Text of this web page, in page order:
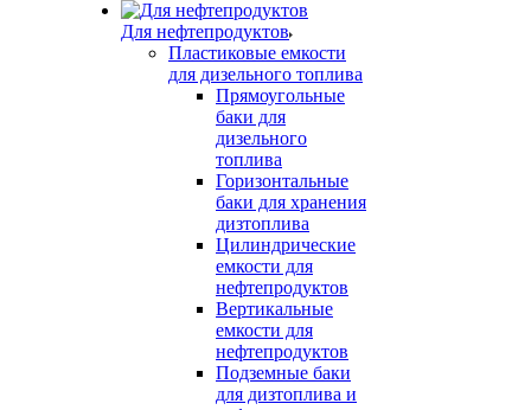
Для нефтепродуктов
Пластиковые емкости
для дизельного топлива
Прямоугольные
баки для
дизельного
топлива
Горизонтальные
баки для хранения
дизтоплива
Цилиндрические
емкости для
нефтепродуктов
Вертикальные
емкости для
нефтепродуктов
Подземные баки
для дизтоплива и